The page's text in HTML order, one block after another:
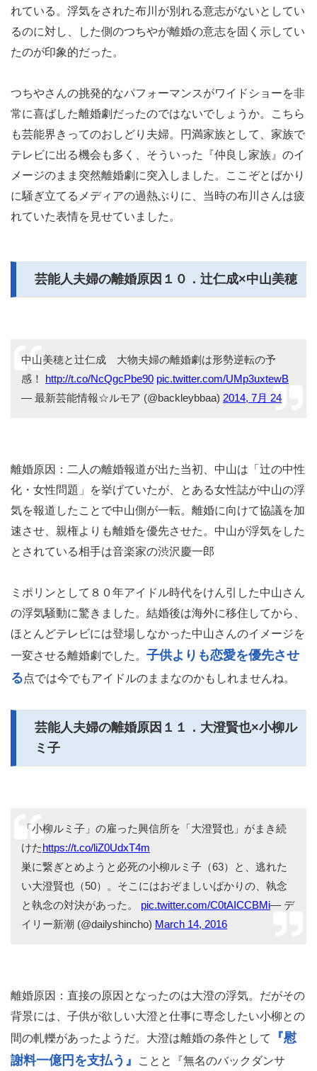
れている。浮気をされた布川が別れる意志がないとしてい
るのに対し、した側のつちやが離婚の意志を固く示してい
たのが印象的だった。
つちやさんの挑発的なパフォーマンスがワイドショーを非
常に喜ばした離婚劇だったのではないでしょうか。こちら
も芸能界きってのおしどり夫婦。円満家族として、家族で
テレビに出る機会も多く、そういった『仲良し家族』のイ
メージのまま突然離婚劇に突入しました。ここぞとばかり
に騒ぎ立てるメディアの過熱ぶりに、当時の布川さんは疲
れていた表情を見せていました。
芸能人夫婦の離婚原因１０．辻仁成×中山美穂
中山美穂と辻仁成 大物夫婦の離婚劇は形勢逆転の予
感！ http://t.co/NcQgcPbe90 pic.twitter.com/UMp3uxtewB
— 最新芸能情報☆ルモア (@backleybbaa) 2014, 7月 24
離婚原因：二人の離婚報道が出た当初、中山は「辻の中性
化・女性問題」を挙げていたが、とある女性誌が中山の浮
気を報道したことで中山側が一転。離婚に向けて協議を加
速させ、親権よりも離婚を優先させた。中山が浮気をした
とされている相手は音楽家の渋沢慶一郎
ミポリンとして８０年アイドル時代をけん引した中山さん
の浮気騒動に驚きました。結婚後は海外に移住してから、
ほとんどテレビには登場しなかった中山さんのイメージを
一変させる離婚劇でした。 子供よりも恋愛を優先させ
る点では今でもアイドルのままなのかもしれませんね。
芸能人夫婦の離婚原因１１．大澄賢也×小柳ル
ミ子
「小柳ルミ子」の雇った興信所を「大澄賢也」がまき続
けたhttps://t.co/liZ0UdxT4m
巣に繋ぎとめようと必死の小柳ルミ子（63）と、逃れた
い大澄賢也（50）。そこにはおぞましいばかりの、執念
と執念の対決があった。 pic.twitter.com/C0tAICCBMi— デ
イリー新潮 (@dailyshincho) March 14, 2016
離婚原因：直接の原因となったのは大澄の浮気。だがその
背景には、子供が欲しい大澄と仕事に専念したい小柳との
間の軋轢があったようだ。大澄は離婚の条件として
『慰
謝料一億円を支払う』
ことと『無名のバックダンサ